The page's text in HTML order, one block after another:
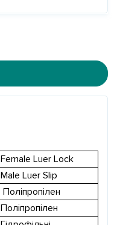
Female Luer Lock
Male Luer Slip
Поліпропілен
Поліпропілен